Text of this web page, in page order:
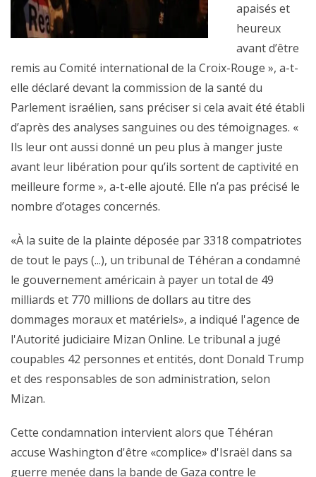
apaisés et
heureux
avant d’être
remis au Comité international de la Croix-Rouge », a-t-
elle déclaré devant la commission de la santé du
Parlement israélien, sans préciser si cela avait été établi
d’après des analyses sanguines ou des témoignages. «
Ils leur ont aussi donné un peu plus à manger juste
avant leur libération pour qu’ils sortent de captivité en
meilleure forme », a-t-elle ajouté. Elle n’a pas précisé le
nombre d’otages concernés.
«À la suite de la plainte déposée par 3318 compatriotes
de tout le pays (...), un tribunal de Téhéran a condamné
le gouvernement américain à payer un total de 49
milliards et 770 millions de dollars au titre des
dommages moraux et matériels», a indiqué l'agence de
l'Autorité judiciaire Mizan Online. Le tribunal a jugé
coupables 42 personnes et entités, dont Donald Trump
et des responsables de son administration, selon
Mizan.
Cette condamnation intervient alors que Téhéran
accuse Washington d'être «complice» d'Israël dans sa
guerre menée dans la bande de Gaza contre le